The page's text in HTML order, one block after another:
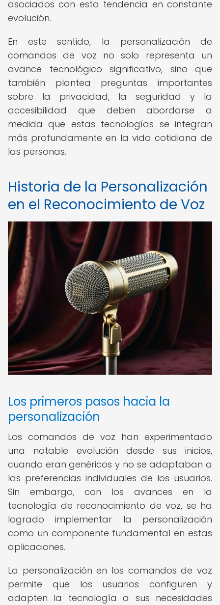
asociados con esta tendencia en constante
evolución.
En este sentido, la personalización de
comandos de voz no solo representa un
avance tecnológico significativo, sino que
también plantea preguntas importantes
sobre la privacidad, la seguridad y la
accesibilidad que deben abordarse a
medida que estas tecnologías se integran
más profundamente en la vida cotidiana de
las personas.
Historia de la Personalización
en el Reconocimiento de Voz
Los primeros pasos hacia la
personalización
Los comandos de voz han experimentado
una notable evolución desde sus inicios,
cuando eran genéricos y no se adaptaban a
las preferencias individuales de los usuarios.
Sin embargo, con los avances en la
tecnología de reconocimiento de voz, se ha
logrado implementar la personalización
como un componente fundamental en estas
aplicaciones.
La personalización en los comandos de voz
permite que los usuarios configuren y
adapten la tecnología a sus necesidades